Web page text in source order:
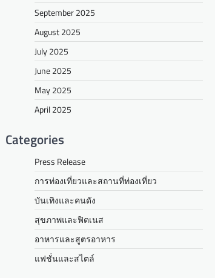
September 2025
August 2025
July 2025
June 2025
May 2025
April 2025
Categories
Press Release
การท่องเที่ยวและสถานที่ท่องเที่ยว
บันเทิงและคนดัง
สุขภาพและฟิตเนส
อาหารและสูตรอาหาร
แฟชั่นและสไตล์